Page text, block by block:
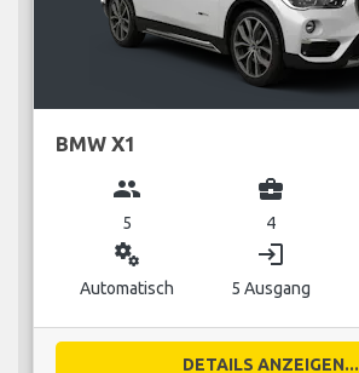
BMW X1
group
5
business_center
4
miscellaneous_services
Automatisch
login
5 Ausgang
DETAILS ANZEIGEN...